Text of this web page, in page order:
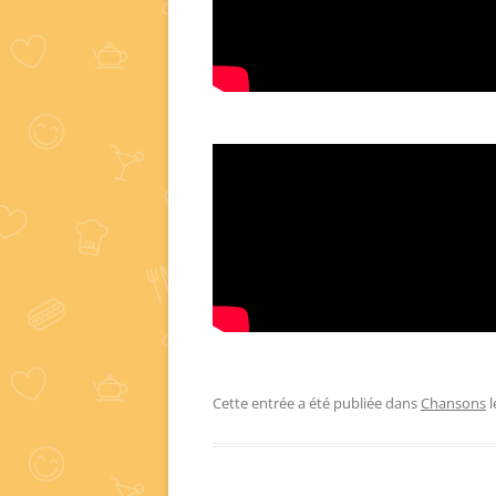
Cette entrée a été publiée dansChansons